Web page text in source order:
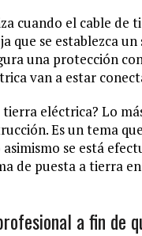
cuando el cable de
que se establezca
una protección
van a estar
eléctrica? Lo
Es un tema
se está
de puesta a tierra
a fin de